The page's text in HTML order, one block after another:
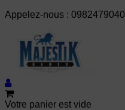
Appelez-nous : 0982479040
Votre panier est vide